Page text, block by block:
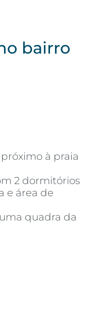
bairro
à praia
2 dormitórios
e área de
quadra da